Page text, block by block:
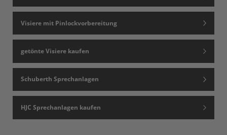
Visiere mit Pinlockvorbereitung
getönte Visiere kaufen
Schuberth Sprechanlagen
HJC Sprechanlagen kaufen